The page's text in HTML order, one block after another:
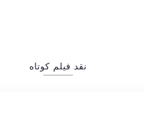
نقد فیلم کوتاه